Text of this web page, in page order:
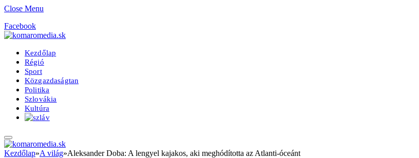
Close Menu
Facebook
Kezdőlap
Régió
Sport
Közgazdaságtan
Politika
Szlovákia
Kultúra
Kezdőlap»A világ»Aleksander Doba: A lengyel kajakos, aki meghódította az Atlanti-óceánt